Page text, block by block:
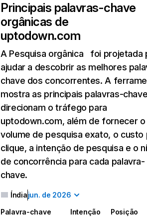
Principais palavras-chave
orgânicas de
uptodown.com
A Pesquisa orgânica foi projetada
ajudar a descobrir as melhores
chave dos concorrentes. A
mostra as principais palavras-
direcionam o tráfego para
uptodown.com, além de fornecer o
volume de pesquisa exato, o custo
clique, a intenção de pesquisa e o
de concorrência para cada palavra-
chave.
Índiajun. de 2026
Palavra-chave Intenção
Posição